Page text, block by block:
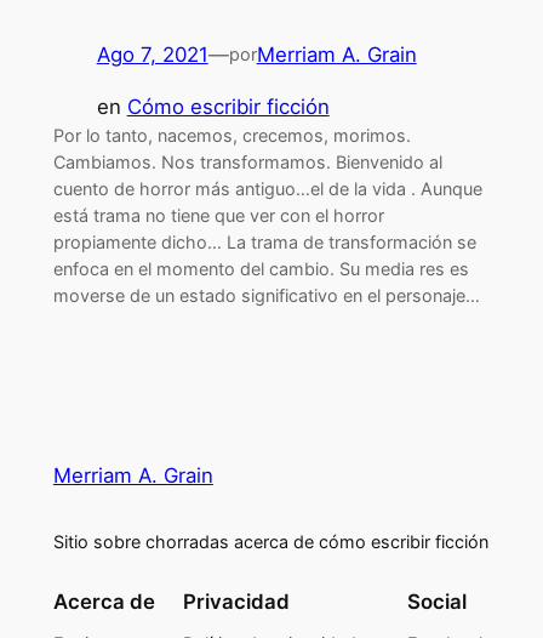
Ago 7, 2021—porMerriam A. Grain
en Cómo escribir ficción
Por lo tanto, nacemos, crecemos, morimos.
Cambiamos. Nos transformamos. Bienvenido al
cuento de horror más antiguo…el de la vida . Aunque
está trama no tiene que ver con el horror
propiamente dicho… La trama de transformación se
enfoca en el momento del cambio. Su media res es
moverse de un estado significativo en el personaje…
Merriam A. Grain
Sitio sobre chorradas acerca de cómo escribir ficción
Acerca de Privacidad Social